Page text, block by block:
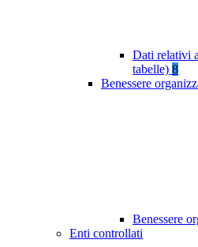
Dati relativi
tabelle) 8
Benessere
Benessere
Enti controllati